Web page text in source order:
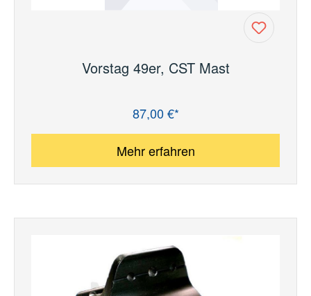
Vorstag 49er, CST Mast
87,00 €*
Mehr erfahren